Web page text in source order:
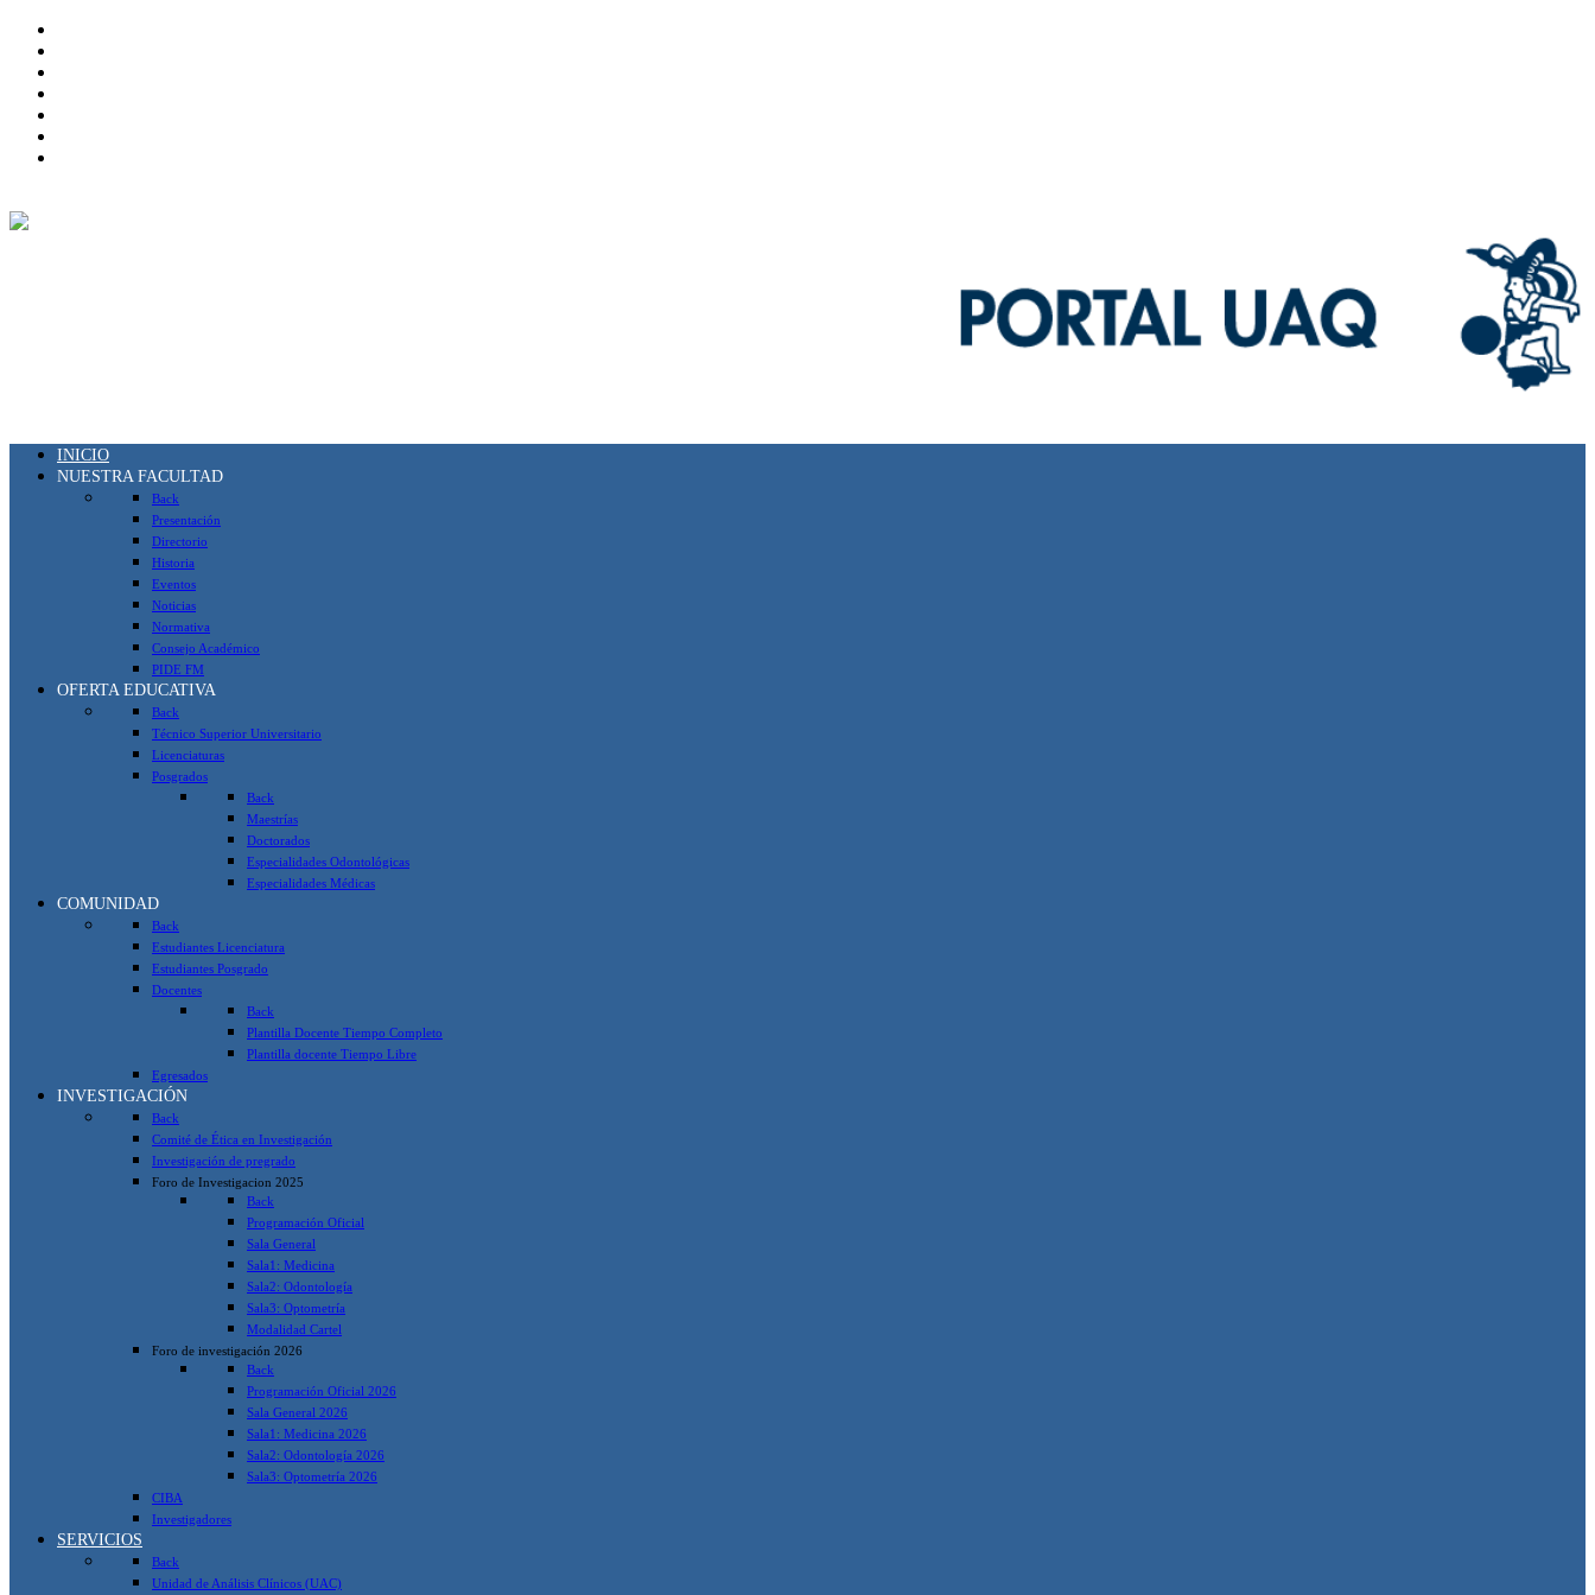
INICIO
NUESTRA FACULTAD
Back
Presentación
Directorio
Historia
Eventos
Noticias
Normativa
Consejo Académico
PIDE FM
OFERTA EDUCATIVA
Back
Técnico Superior Universitario
Licenciaturas
Posgrados
Back
Maestrías
Doctorados
Especialidades Odontológicas
Especialidades Médicas
COMUNIDAD
Back
Estudiantes Licenciatura
Estudiantes Posgrado
Docentes
Back
Plantilla Docente Tiempo Completo
Plantilla docente Tiempo Libre
Egresados
INVESTIGACIÓN
Back
Comité de Ética en Investigación
Investigación de pregrado
Foro de Investigacion 2025
Back
Programación Oficial
Sala General
Sala1: Medicina
Sala2: Odontología
Sala3: Optometría
Modalidad Cartel
Foro de investigación 2026
Back
Programación Oficial 2026
Sala General 2026
Sala1: Medicina 2026
Sala2: Odontología 2026
Sala3: Optometría 2026
CIBA
Investigadores
SERVICIOS
Back
Unidad de Análisis Clínicos (UAC)